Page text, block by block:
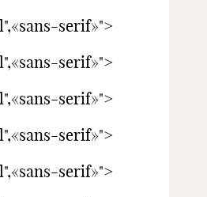
serif»">
serif»">
serif»">
serif»">
serif»">